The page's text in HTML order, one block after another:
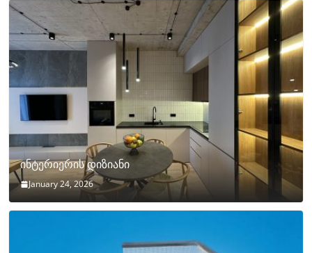
ინტერიერის დიზიანი
January 24, 2026